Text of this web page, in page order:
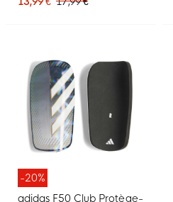
-20%
adidas F50 Club Protège-